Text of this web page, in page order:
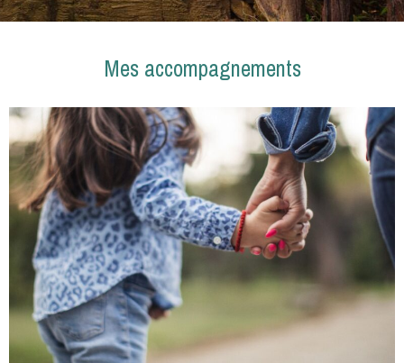
Mes accompagnements